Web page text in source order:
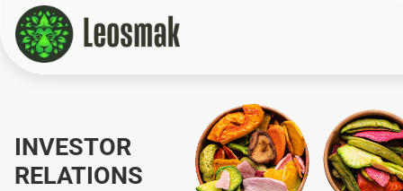
Home /
INVESTOR
RELATIONS